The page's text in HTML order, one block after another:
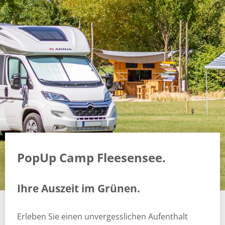
PopUp Camp Fleesensee.
Ihre Auszeit im Grünen.
Erleben Sie einen unvergesslichen Aufenthalt